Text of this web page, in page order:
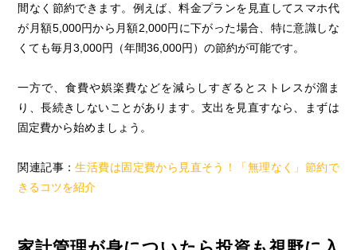
間なく節約できます。例えば、料金プランを見直してスマホ代
が月額5,000円から月額2,000円に下がった場合、特に意識しな
くても毎月3,000円（年間36,000円）の節約が可能です。
一方で、食費や娯楽費などを減らしすぎるとストレスが溜ま
り、長続きしないことがあります。支出を見直すなら、まずは
固定費から始めましょう。
関連記事：生活費は固定費から見直そう！「無理なく」節約で
きるコツを紹介